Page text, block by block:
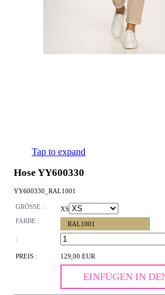
Tap to expand
Hose YY600330
YY600330_RAL1001
GRÖSSE : XS
FARBE :
RAL1001
:
PREIS : 129,00 EUR
EINFÜGEN IN